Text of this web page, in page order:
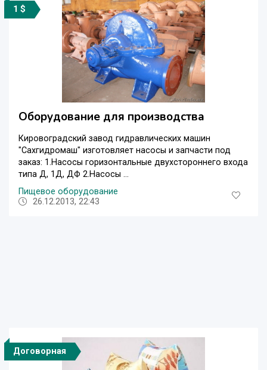
1 $
Оборудование для производства
Кировоградский завод гидравлических машин
"Сахгидромаш" изготовляет насосы и запчасти под
заказ: 1.Насосы горизонтальные двухстороннего входа
типа Д, 1Д, ДФ 2.Насосы ...
Пищевое оборудование
26.12.2013, 22:43
Договорная